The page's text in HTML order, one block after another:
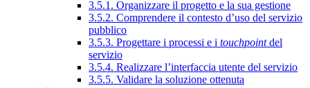
3.5.1. Organizzare il progetto e la sua gestione
3.5.2. Comprendere il contesto d’uso del servizio
pubblico
3.5.3. Progettare i processi e i touchpointdel
servizio
3.5.4. Realizzare l’interfaccia utente del servizio
3.5.5. Validare la soluzione ottenuta